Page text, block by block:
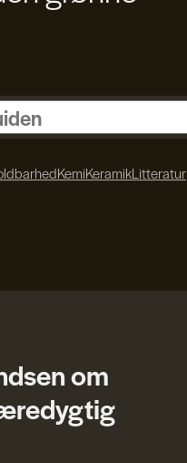
KemiKeramikLitteratur
om